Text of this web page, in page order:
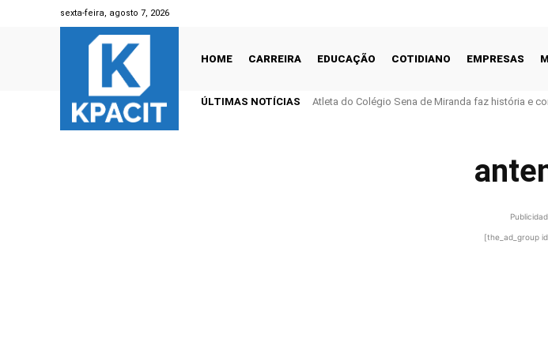
sexta-feira, agosto 7, 2026
HOME CARREIRA EDUCAÇÃO COTIDIANO EMPRESAS
ÚLTIMAS NOTÍCIAS Atleta do Colégio Sena de Miranda faz história e
[the_ad_group